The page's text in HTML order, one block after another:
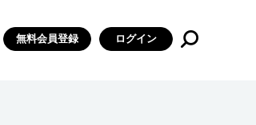
無料会員登録 ログイン